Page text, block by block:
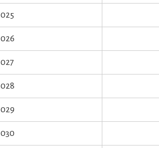
025
026
027
028
029
030